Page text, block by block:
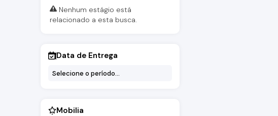
Nenhum estágio está
relacionado a esta busca.
Data de Entrega
Mobilia